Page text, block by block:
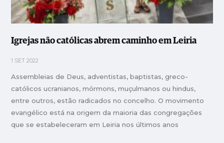
Igrejas não católicas abrem caminho em Leiria
1 SET 2022
Assembleias de Deus, adventistas, baptistas, greco-
católicos ucranianos, mórmons, muçulmanos ou hindus,
entre outros, estão radicados no concelho. O movimento
evangélico está na origem da maioria das congregações
que se estabeleceram em Leiria nos últimos anos